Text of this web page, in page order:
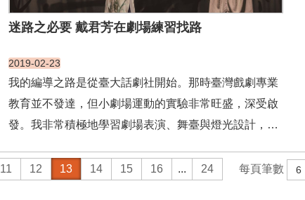
迷路之必要 戴君芳在劇場練習找路
2019-02-23
我的編導之路是從臺大話劇社開始。那時臺灣戲劇專業
教育並不發達，但小劇場運動的實驗非常旺盛，深受啟
發。我非常積極地學習劇場表演、舞臺與燈光設計，乃
演。 我第一齣編導的作品是大四畢業公演《晚安，薛西
11 12 13 14 15 16 ... 24 每頁筆數